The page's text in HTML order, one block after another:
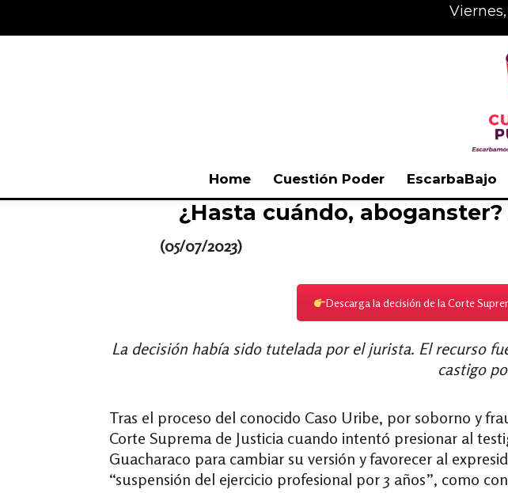
Home Cuestión Poder EscarbaBajo
¿Hasta cuándo,
(05/07/2023)
Descarga la decisión de la Corte
La decisión había sido tutelada por el jurista. El recurso
castigo
Tras el proceso del conocido Caso Uribe, por soborno y
Corte Suprema de Justicia cuando intentó presionar al
Guacharaco para cambiar su versión y favorecer al
“suspensión del ejercicio profesional por 3 años”, como